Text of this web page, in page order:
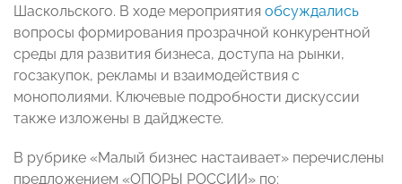
Шаскольского. В ходе мероприятия обсуждались
вопросы формирования прозрачной конкурентной
среды для развития бизнеса, доступа на рынки,
госзакупок, рекламы и взаимодействия с
монополиями. Ключевые подробности дискуссии
также изложены в дайджесте.
В рубрике «Малый бизнес настаивает» перечислены
предложением «ОПОРЫ РОССИИ» по: